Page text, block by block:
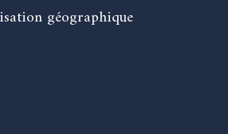
géographique